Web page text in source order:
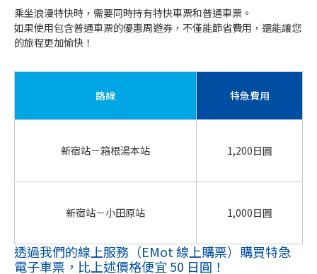
乘坐浪漫特快時，需要同時持有特快車票和普通車票。
如果使用包含普通車票的優惠周遊券，不僅能節省費用，還能讓您
的旅程更加愉快！
路線 特急費用
新宿站－箱根湯本站 1,200日圓
新宿站－小田原站 1,000日圓
透過我們的線上服務（EMot 線上購票）購買特急
電子車票，比上述價格便宜 50 日圓！